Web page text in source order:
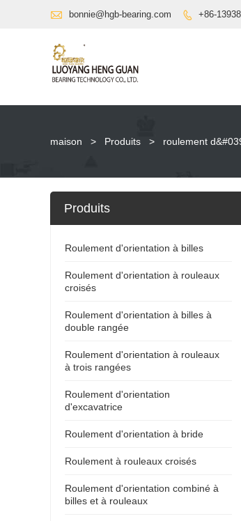
 bonnie@hgb-bearing.com  +86-
maison > Produits > roulement
Produits
Roulement d'orientation à billes
Roulement d'orientation à rouleaux
croisés
Roulement d'orientation à billes à
double rangée
Roulement d'orientation à rouleaux
à trois rangées
Roulement d'orientation
d'excavatrice
Roulement d'orientation à bride
Roulement à rouleaux croisés
Roulement d'orientation combiné à
billes et à rouleaux